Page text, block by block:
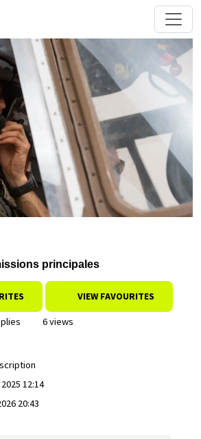
principales
VIEW FAVOURITES
6 views
12:14
20:43